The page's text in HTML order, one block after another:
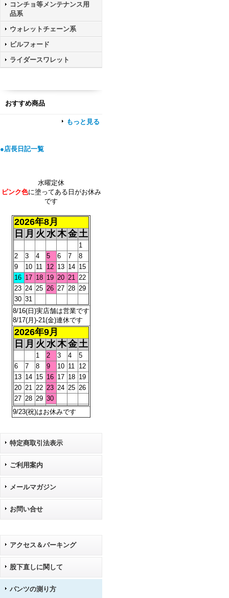
コンチョ等メンテナンス用
品系
ウォレットチェーン系
ビルフォード
ライダースワレット
おすすめ商品
もっと見る
●店長日記一覧
水曜定休
ピンク色に塗ってある日がお休み
です
2026年8月
日 月 火 水木金土
1
2
3 4 5 6 7
8
9
10 11 12 13 14 15
16 17 18 19 20 21 22
23 24 25 26 27 28 29
30 31
8/16(日)実店舗は営業です
8/17(月)-21(金)連休です
2026年9月
日 月 火 水木金土
1 2 3 4
5
6
7 8 9 10 11 12
13 14 15 16 17 18 19
20 21 22 23 24 25 26
27 28 29 30
9/23(祝)はお休みです
特定商取引法表示
ご利用案内
メールマガジン
お問い合せ
アクセス＆パーキング
股下直しに関して
パンツの測り方